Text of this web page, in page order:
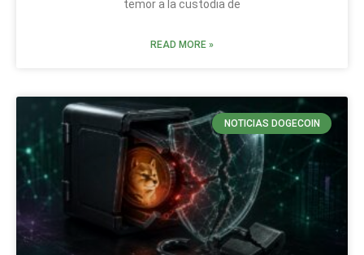
temor a la custodia de
READ MORE »
NOTICIAS DOGECOIN